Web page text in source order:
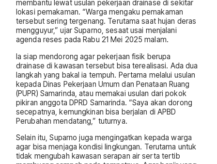
membantu lewat usulan pekerjaan drainase di sekitar
lokasi pemakaman. “Warga mengaku pemakaman
tersebut sering tergenang. Terutama saat hujan deras
mengguyur,” ujar Suparno, sesaat usai menjalani
agenda reses pada Rabu 21 Mei 2025 malam.
Ia siap mendorong agar pekerjaan fisik berupa
drainase di kawasan tersebut bisa terealisasi. Ada dua
langkah yang bakal ia tempuh. Pertama melalui usulan
kepada Dinas Pekerjaan Umum dan Penataan Ruang
(PUPR) Samarinda, atau memakai usulan dari pokok
pikiran anggota DPRD Samarinda. “Saya akan dorong
secepatnya, kemungkinan bisa berjalan di APBD
Perubahan mendatang,” tuturnya.
Selain itu, Suparno juga mengingatkan kepada warga
agar bisa menjaga kondisi lingkungan. Terutama untuk
tidak mengubah kawasan serapan air serta tertib